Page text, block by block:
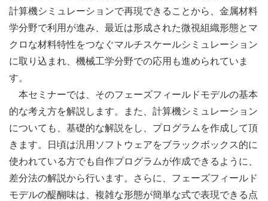
計算機シミュレーションで再現できることから、金属材料
学分野で利用が進み、最近は形成された微視組織形態とマ
クロな材料特性をつなぐマルチスケールシミュレーション
に取り込まれ、機械工学分野での応用も進められていま
す。
本セミナーでは、そのフェーズフィールドモデルの基本
的な考え方を解説します。また、計算機シミュレーション
についても、基礎的な解説をし、プログラムを作成して頂
きます。日頃は汎用ソフトウェアをブラックボックス的に
使われている方でも自作プログラムが作成できるように、
差分法の解説から行います。さらに、フェーズフィールド
モデルの醍醐味は、複雑な形態が簡単な式で表現できる点